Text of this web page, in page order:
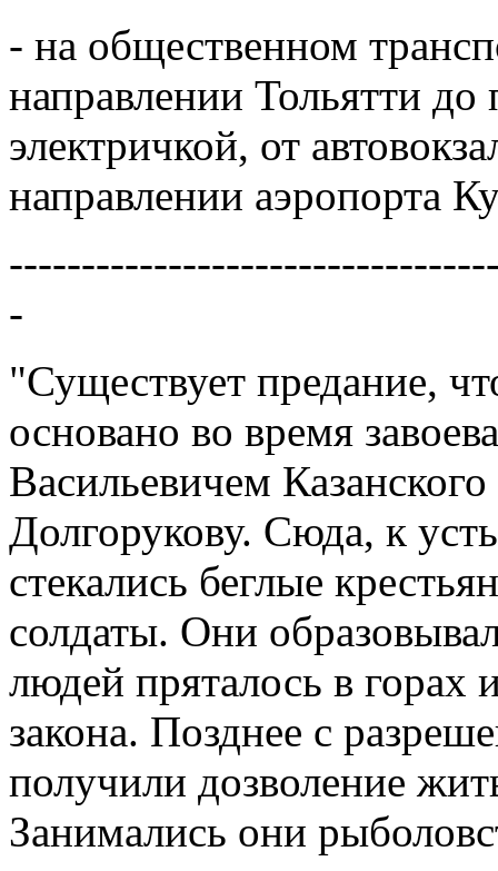
- на общественном
направлении Тольятти
электричкой, от
направлении аэропорта
-
"Существует предание,
основано во время
Васильевичем
Долгорукову. Сюда, к
стекались беглые
солдаты. Они
людей пряталось в горах
закона. Позднее с
получили дозволение
Занимались они